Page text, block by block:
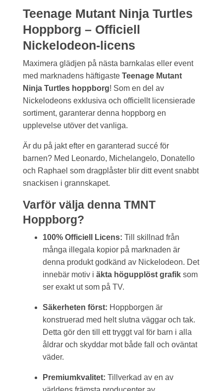
Teenage Mutant Ninja Turtles
Hoppborg – Officiell
Nickelodeon-licens
Maximera glädjen på nästa barnkalas eller event
med marknadens häftigaste Teenage Mutant
Ninja Turtles hoppborg! Som en del av
Nickelodeons exklusiva och officiellt licensierade
sortiment, garanterar denna hoppborg en
upplevelse utöver det vanliga.
Är du på jakt efter en garanterad succé för
barnen? Med Leonardo, Michelangelo, Donatello
och Raphael som dragplåster blir ditt event snabbt
snackisen i grannskapet.
Varför välja denna TMNT
Hoppborg?
100% Officiell Licens: Till skillnad från
många illegala kopior på marknaden är
denna produkt godkänd av Nickelodeon. Det
innebär motiv i äkta högupplöst grafik som
ser exakt ut som på TV.
Säkerheten först: Hoppborgen är
konstruerad med helt slutna väggar och tak.
Detta gör den till ett tryggt val för barn i alla
åldrar och skyddar mot både fall och oväntat
väder.
Premiumkvalitet: Tillverkad av en av